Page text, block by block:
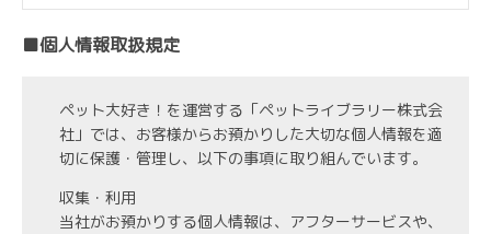
■個人情報取扱規定
ペット大好き！を運営する「ペットライブラリー株式会
社」では、お客様からお預かりした大切な個人情報を適
切に保護・管理し、以下の事項に取り組んでいます。
収集・利用
当社がお預かりする個人情報は、アフターサービスや、